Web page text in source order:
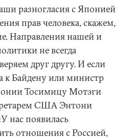
разногласия с Японией
прав человека, скажем,
Направления нашей и
не всегда
друг другу. И если
к Байдену или министр
Тосимицу Мотэги
США Энтони
нас появилась
отношения с Россией,